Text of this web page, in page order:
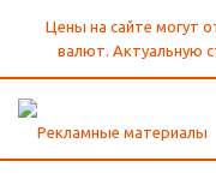
Цены на сайте могут
валют. Актуальную